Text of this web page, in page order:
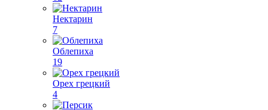
Нектарин
7
Облепиха
19
Орех грецкий
4